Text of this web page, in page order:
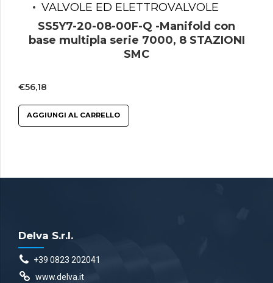
VALVOLE ED ELETTROVALVOLE
SS5Y7-20-08-00F-Q -Manifold con
base multipla serie 7000, 8 STAZIONI
SMC
€56,18
AGGIUNGI AL CARRELLO
Delva S.r.l.
+39 0823 202041
www.delva.it